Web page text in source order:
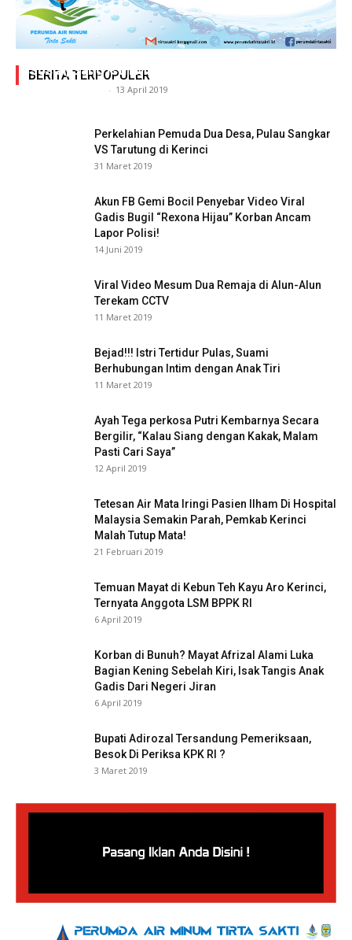
BERITA TERPOPULER
Adegan Ranjang Dua Kadis, Perhubungan Vs
Sosial, Sang Istri Miliki Bukti Video Mesum Hot
- 13 April 2019
Perkelahian Pemuda Dua Desa, Pulau Sangkar
VS Tarutung di Kerinci
31 Maret 2019
Akun FB Gemi Bocil Penyebar Video Viral
Gadis Bugil “Rexona Hijau” Korban Ancam
Lapor Polisi!
14 Juni 2019
Viral Video Mesum Dua Remaja di Alun-Alun
Terekam CCTV
11 Maret 2019
Bejad!!! Istri Tertidur Pulas, Suami
Berhubungan Intim dengan Anak Tiri
11 Maret 2019
Ayah Tega perkosa Putri Kembarnya Secara
Bergilir, “Kalau Siang dengan Kakak, Malam
Pasti Cari Saya”
12 April 2019
Tetesan Air Mata Iringi Pasien Ilham Di Hospital
Malaysia Semakin Parah, Pemkab Kerinci
Malah Tutup Mata!
21 Februari 2019
Temuan Mayat di Kebun Teh Kayu Aro Kerinci,
Ternyata Anggota LSM BPPK RI
6 April 2019
Korban di Bunuh? Mayat Afrizal Alami Luka
Bagian Kening Sebelah Kiri, Isak Tangis Anak
Gadis Dari Negeri Jiran
6 April 2019
Bupati Adirozal Tersandung Pemeriksaan,
Besok Di Periksa KPK RI ?
3 Maret 2019